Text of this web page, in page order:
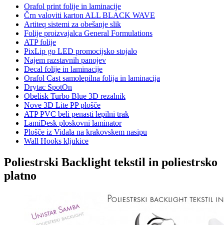
Orafol print folije in laminacije
Črn valoviti karton ALL BLACK WAVE
Artiteq sistemi za obešanje slik
Folije proizvajalca General Formulations
ATP folije
PixLip go LED promocijsko stojalo
Najem razstavnih panojev
Decal folije in laminacije
Orafol Cast samolepilna folija in laminacija
Drytac SpotOn
Obelisk Turbo Blue 3D rezalnik
Nove 3D Lite PP plošče
ATP PVC beli penasti lepilni trak
LamiDesk ploskovni laminator
Plošče iz Vidala na krakovskem nasipu
Wall Hooks kljukice
Poliestrski Backlight tekstil in poliestrsko
platno